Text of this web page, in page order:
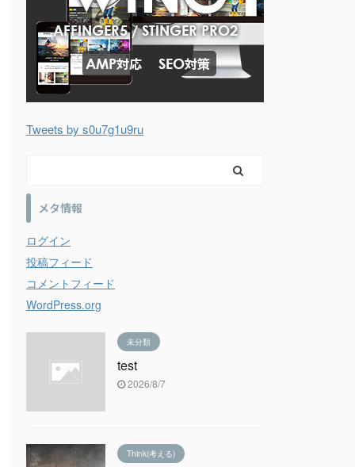
Tweets by s0u7g1u9ru
メタ情報
ログイン
投稿フィード
コメントフィード
WordPress.org
未分類
test
2026/8/7
Think(考える)